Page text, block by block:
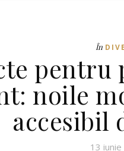
În
pentru
noile
accesibil
13